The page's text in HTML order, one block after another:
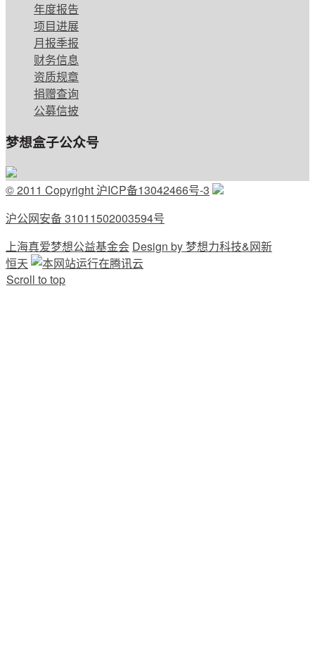
年度报告
项目进展
月报季报
财务信息
资质规章
捐赠查询
公募信披
梦想盒子公众号
© 2011 Copyright 沪ICP备13042466号-3
沪公网安备 31011502003594号
上海真爱梦想公益基金会 Design by 梦想力科技&网新
恒天
Scroll to top